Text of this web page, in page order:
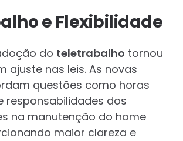
e Flexibilidade
do teletrabalho tornou
ajuste nas leis. As novas
questões como horas
responsabilidades dos
na manutenção do home
maior clareza e